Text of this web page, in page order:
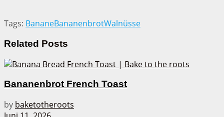
Tags: BananeBananenbrotWalnüsse
Related Posts
Bananenbrot French Toast
by baketotheroots